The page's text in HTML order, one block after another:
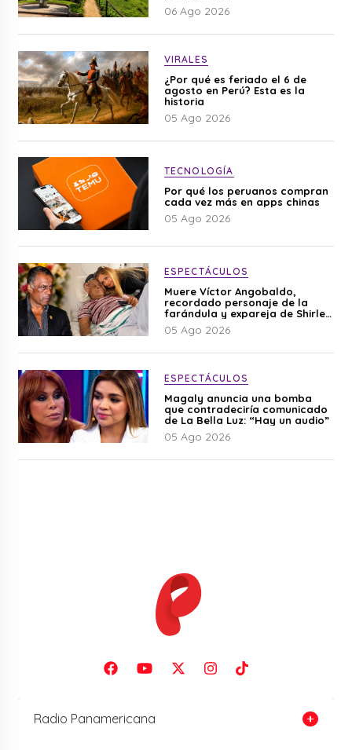
06 Ago 2026
VIRALES
¿Por qué es feriado el 6 de
agosto en Perú? Esta es la
historia
05 Ago 2026
TECNOLOGÍA
Por qué los peruanos compran
cada vez más en apps chinas
05 Ago 2026
ESPECTÁCULOS
Muere Víctor Angobaldo,
recordado personaje de la
farándula y expareja de Shirley
Cherres
05 Ago 2026
ESPECTÁCULOS
Magaly anuncia una bomba
que contradeciría comunicado
de La Bella Luz: “Hay un audio”
05 Ago 2026
Radio Panamericana